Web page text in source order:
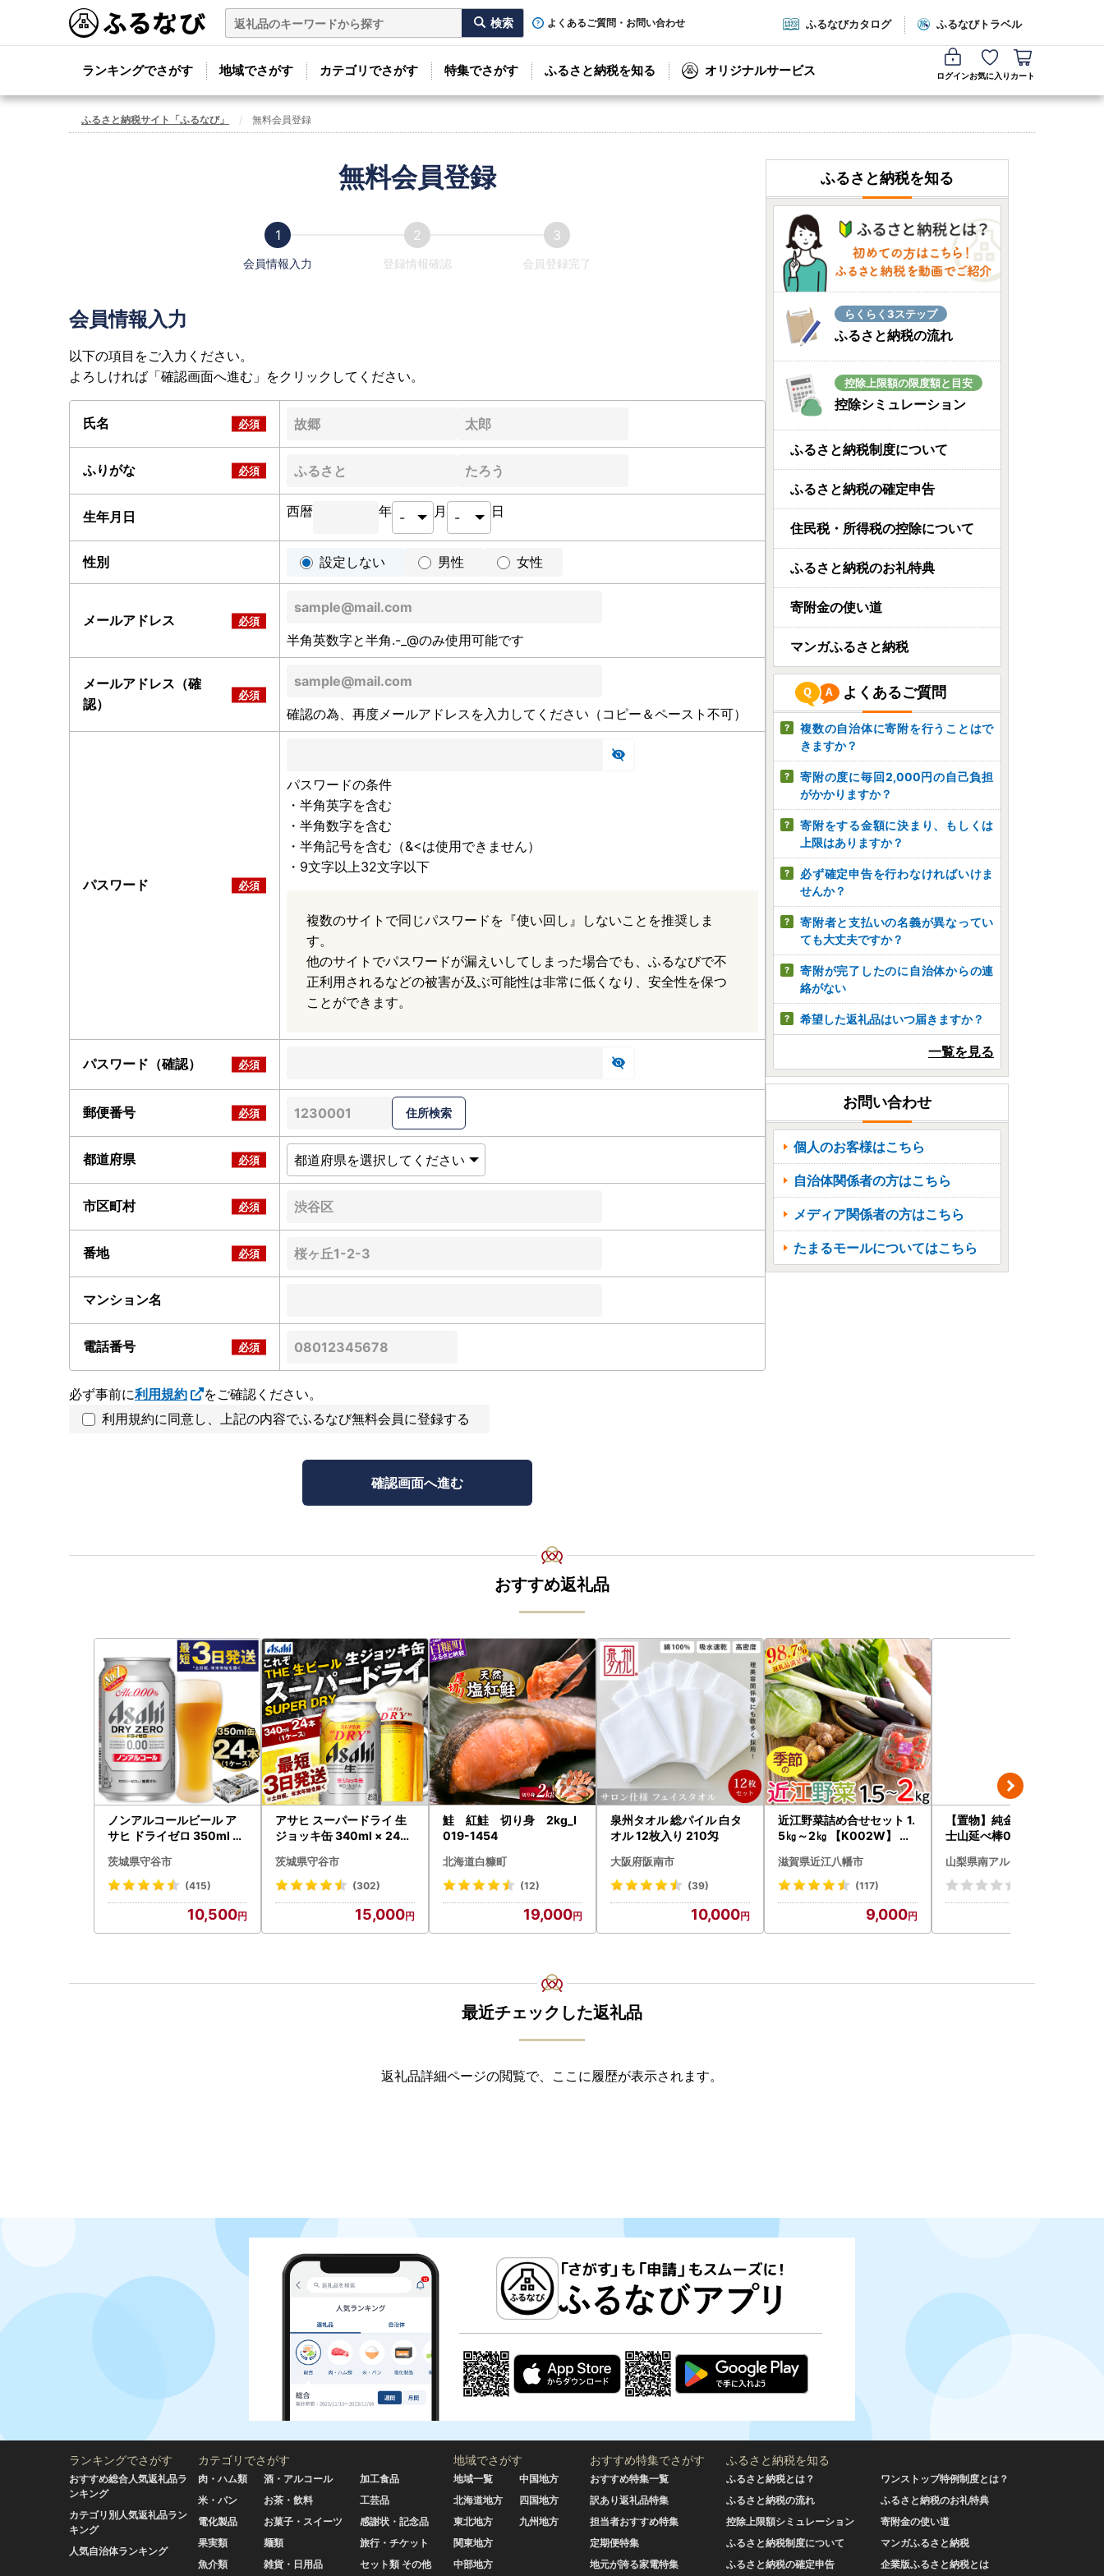
よくあるご質問・お問い合わせ ふるなびカタログ ふるなびトラベル
ランキングでさがす 地域でさがす カテゴリでさがす 特集でさがす ふるさと納税を知る オリジナルサービス ログインお気に入り カート
ふるさと納税サイト「ふるなび」 無料会員登録
無料会員登録
会員情報入力 登録情報確認 会員登録完了
会員情報入力
以下の項目をご入力ください。
よろしければ「確認画面へ進む」をクリックしてください。
氏名
ふりがな
生年月日 西暦 年 月 日
性別 設定しない 男性 女性
メールアドレス
半角英数字と半角.-_@のみ使用可能です
メールアドレス（確
認）
確認の為、再度メールアドレスを入力してください（コピー＆ペースト不可）
パスワード
パスワードの条件
・半角英字を含む
・半角数字を含む
・半角記号を含む（&<は使用できません）
・9文字以上32文字以下
複数のサイトで同じパスワードを『使い回し』しないことを推奨しま
す。
他のサイトでパスワードが漏えいしてしまった場合でも、ふるなびで不
正利用されるなどの被害が及ぶ可能性は非常に低くなり、安全性を保つ
ことができます。
パスワード（確認）
郵便番号
都道府県
市区町村
番地
マンション名
電話番号
必ず事前に利用規約
をご確認ください。
利用規約に同意し、上記の内容でふるなび無料会員に登録する
ふるさと納税を知る
らくらく3ステップ
ふるさと納税の流れ
控除上限額の限度額と目安
控除シミュレーション
ふるさと納税制度について
ふるさと納税の確定申告
住民税・所得税の控除について
ふるさと納税のお礼特典
寄附金の使い道
マンガふるさと納税
よくあるご質問
複数の自治体に寄附を行うことはで
きますか？
寄附の度に毎回2,000円の自己負担
がかかりますか？
寄附をする金額に決まり、もしくは
上限はありますか？
必ず確定申告を行わなければいけま
せんか？
寄附者と支払いの名義が異なってい
ても大丈夫ですか？
寄附が完了したのに自治体からの連
絡がない
希望した返礼品はいつ届きますか？
一覧を見る
お問い合わせ
個人のお客様はこちら
自治体関係者の方はこちら
メディア関係者の方はこちら
たまるモールについてはこちら
おすすめ返礼品
ノンアルコールビール ア
サヒ ドライゼロ 350ml 24
守谷市
茨城県守谷市
(415)
10,500
アサヒ スーパードライ 生
ジョッキ缶 340ml × 24本
ビール お酒 Asahi 守谷市
茨城県守谷市
(302)
15,000
鮭 紅鮭 切り身 2kg_I
019-1454
北海道白糠町
(12)
19,000
泉州タオル 総パイル 白タ
オル 12枚入り 210匁
大阪府阪南市
(39)
10,000
近江野菜詰め合せセット 1.
5㎏～2㎏ 【K002W】 野
滋賀県近江八幡市
(117)
9,000
【置物】純金製(Ｋ２４) 富
士山延べ棒0.5グラム ALP
山梨県南アルプス市
最近チェックした返礼品
返礼品詳細ページの閲覧で、ここに履歴が表示されます。
ランキングでさがす
おすすめ総合人気返礼品ラ
ンキング
カテゴリ別人気返礼品ラン
キング
人気自治体ランキング
カテゴリでさがす
肉・ハム類
米・パン
電化製品
果実類
魚介類
酒・アルコール
お茶・飲料
お菓子・スイーツ
麺類
雑貨・日用品
加工食品
工芸品
感謝状・記念品
旅行・チケット
セット類 その他
地域でさがす
地域一覧
北海道地方
東北地方
関東地方
中部地方
中国地方
四国地方
九州地方
おすすめ特集でさがす
おすすめ特集一覧
訳あり返礼品特集
担当者おすすめ特集
定期便特集
地元が誇る家電特集
ふるさと納税を知る
ふるさと納税とは？
ふるさと納税の流れ
控除上限額シミュレーション
ふるさと納税制度について
ふるさと納税の確定申告
ワンストップ特例制度とは？
ふるさと納税のお礼特典
寄附金の使い道
マンガふるさと納税
企業版ふるさと納税とは